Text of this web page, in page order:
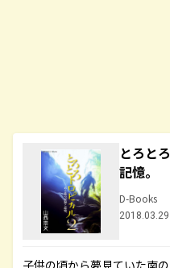
とろと
記憶。
D-Books
子供の頃から夢見ていた南